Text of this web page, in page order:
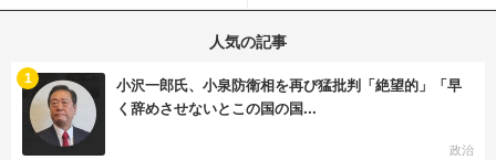
人気の記事
小沢一郎氏、小泉防衛相を再び猛批判「絶望的」「早
く辞めさせないとこの国の国...
政治
1